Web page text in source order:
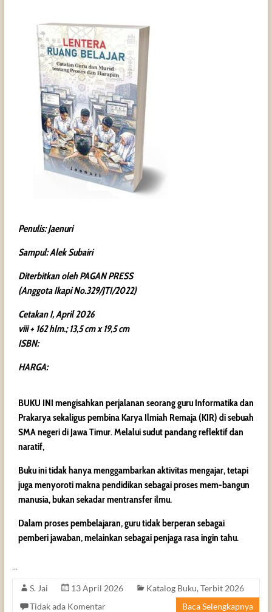
Penulis: Jaenuri
Sampul: Alek Subairi
Diterbitkan oleh PAGAN PRESS
(Anggota Ikapi No.329/JTI/2022)
Cetakan I, April 2026
viii + 162 hlm.; 13,5 cm x 19,5 cm
ISBN:
HARGA:
BUKU INI mengisahkan perjalanan seorang guru Informatika dan
Prakarya sekaligus pembina Karya Ilmiah Remaja (KIR) di sebuah
SMA negeri di Jawa Timur. Melalui sudut pandang reflektif dan
naratif,
Buku ini tidak hanya menggambarkan aktivitas mengajar, tetapi
juga menyoroti makna pendidikan sebagai proses mem-bangun
manusia, bukan sekadar mentransfer ilmu.
Dalam proses pembelajaran, guru tidak berperan sebagai
pemberi jawaban, melainkan sebagai penjaga rasa ingin tahu.
…
S. Jai 13 April 2026 Katalog Buku, Terbit 2026
Tidak ada Komentar
Baca Selengkapnya